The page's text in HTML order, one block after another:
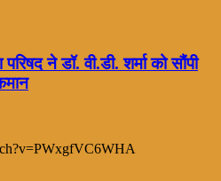
ने डॉ. वी.डी. शर्मा को सौंपी